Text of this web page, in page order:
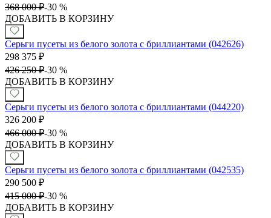
368 000 ₽-30 %
ДОБАВИТЬ В КОРЗИНУ
Серьги пусеты из белого золота с бриллиантами (042626)
298 375 ₽
426 250 ₽-30 %
ДОБАВИТЬ В КОРЗИНУ
Серьги пусеты из белого золота с бриллиантами (044220)
326 200 ₽
466 000 ₽-30 %
ДОБАВИТЬ В КОРЗИНУ
Серьги пусеты из белого золота с бриллиантами (042535)
290 500 ₽
415 000 ₽-30 %
ДОБАВИТЬ В КОРЗИНУ